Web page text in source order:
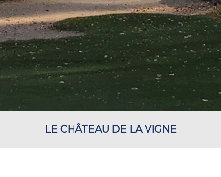
LE CHÂTEAU DE LA VIGNE